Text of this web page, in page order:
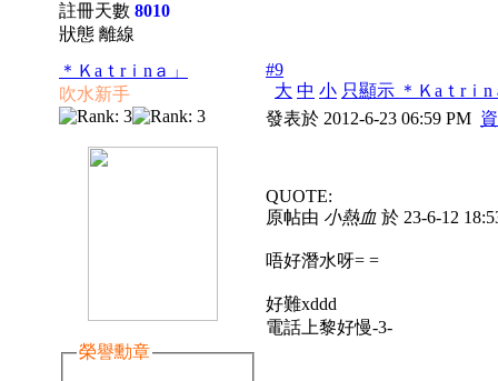
註冊天數 8010
狀態 離線
＊Ｋaｔrｉnａ」
吹水新手
榮譽勳章
#9
大 中 小 只顯示 ＊Ｋaｔrｉ
發表於 2012-6-23 06:59 PM
QUOTE:
原帖由 小熱血 於 23-6-12
唔好潛水呀= =
好難xddd
電話上黎好慢-3-